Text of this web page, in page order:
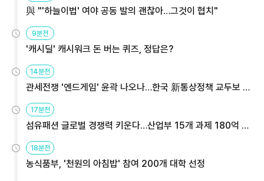
與 "'하늘이법' 여야 공동 발의 괜찮아…그것이 협치"
9분전
'캐시딜' 캐시워크 돈 버는 퀴즈, 정답은?
14분전
관세전쟁 '엔드게임' 윤곽 나오나…한국 新통상정책 교두보 활
17분전
섬유패션 글로벌 경쟁력 키운다…산업부 15개 과제 180억 지
18분전
농식품부, '천원의 아침밥' 참여 200개 대학 선정